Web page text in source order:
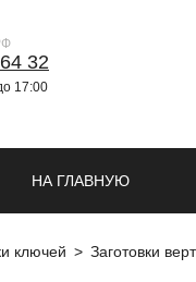
32
17:00
НА ГЛАВНУЮ
ключей Заготовки